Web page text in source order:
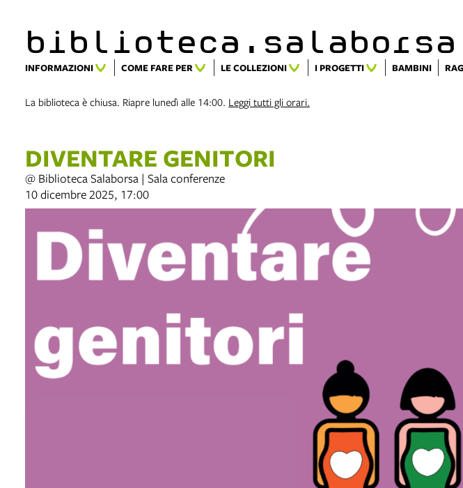
INFORMAZIONI COME FARE PER LE COLLEZIONI I PROGETTI BAMBINI
La biblioteca è chiusa. Riapre lunedì alle 14:00. Leggi tutti gli orari.
DIVENTARE GENITORI
@ Biblioteca Salaborsa | Sala conferenze
10 dicembre 2025, 17:00